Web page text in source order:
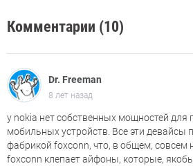
Комментарии (10)
Dr. Freeman
8 лет назад
у nokia нет собственных мощностей для
мобильных устройств. Все эти девайсы
фабрикой foxconn, что, в общем, совсем
foxconn клепает айфоны, которые,